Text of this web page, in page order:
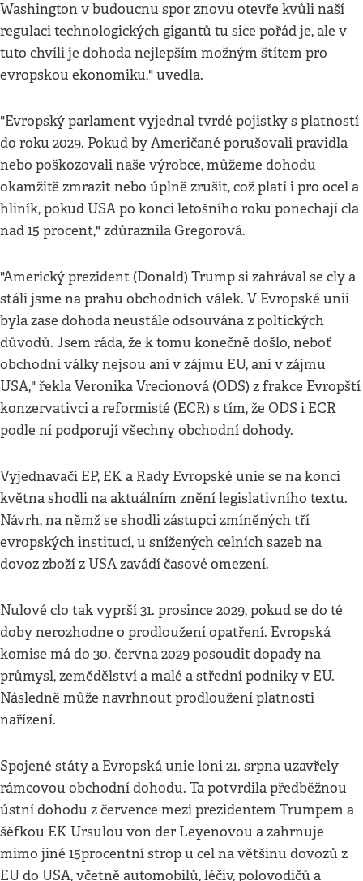
Washington v budoucnu spor znovu otevře kvůli naší
regulaci technologických gigantů tu sice pořád je, ale v
tuto chvíli je dohoda nejlepším možným štítem pro
evropskou ekonomiku," uvedla.
"Evropský parlament vyjednal tvrdé pojistky s platností
do roku 2029. Pokud by Američané porušovali pravidla
nebo poškozovali naše výrobce, můžeme dohodu
okamžitě zmrazit nebo úplně zrušit, což platí i pro ocel a
hliník, pokud USA po konci letošního roku ponechají cla
nad 15 procent," zdůraznila Gregorová.
"Americký prezident (Donald) Trump si zahrával se cly a
stáli jsme na prahu obchodních válek. V Evropské unii
byla zase dohoda neustále odsouvána z poltických
důvodů. Jsem ráda, že k tomu konečně došlo, neboť
obchodní války nejsou ani v zájmu EU, ani v zájmu
USA," řekla Veronika Vrecionová (ODS) z frakce Evropští
konzervativci a reformisté (ECR) s tím, že ODS i ECR
podle ní podporují všechny obchodní dohody.
Vyjednavači EP, EK a Rady Evropské unie se na konci
května shodli na aktuálním znění legislativního textu.
Návrh, na němž se shodli zástupci zmíněných tří
evropských institucí, u snížených celních sazeb na
dovoz zboží z USA zavádí časové omezení.
Nulové clo tak vyprší 31. prosince 2029, pokud se do té
doby nerozhodne o prodloužení opatření. Evropská
komise má do 30. června 2029 posoudit dopady na
průmysl, zemědělství a malé a střední podniky v EU.
Následně může navrhnout prodloužení platnosti
nařízení.
Spojené státy a Evropská unie loni 21. srpna uzavřely
rámcovou obchodní dohodu. Ta potvrdila předběžnou
ústní dohodu z července mezi prezidentem Trumpem a
šéfkou EK Ursulou von der Leyenovou a zahrnuje
mimo jiné 15procentní strop u cel na většinu dovozů z
EU do USA, včetně automobilů, léčiv, polovodičů a